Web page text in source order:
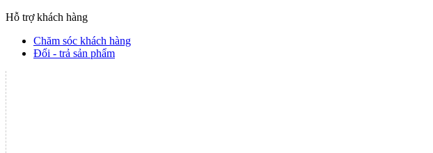
Hỗ trợ khách hàng
Chăm sóc khách hàng
Đổi - trả sản phẩm